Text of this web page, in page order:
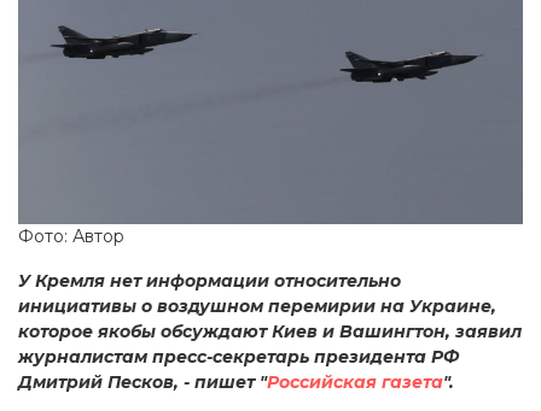
Фото: Автор
У Кремля нет информации относительно
инициативы о воздушном перемирии на Украине,
которое якобы обсуждают Киев и Вашингтон, заявил
журналистам пресс-секретарь президента РФ
Дмитрий Песков, - пишет "Российская газета".